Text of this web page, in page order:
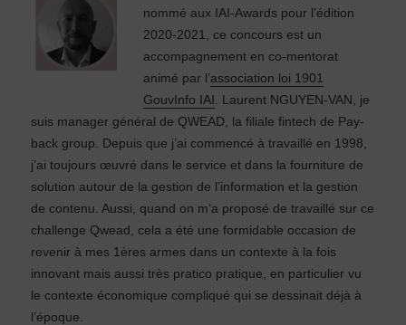
nommé aux IAI-Awards pour l’édition
2020-2021, ce concours est un
accompagnement en co-mentorat
animé par l’association loi 1901
GouvInfo IAI
Laurent NGUYEN-VAN, je
suis manager général de QWEAD, la filiale fintech de Pay-
back group. Depuis que j’ai commencé à travaillé en 1998,
j’ai toujours œuvré dans le service et dans la fourniture de
solution autour de la gestion de l’information et la gestion
de contenu. Aussi, quand on m’a proposé de travaillé sur ce
challenge Qwead, cela a été une formidable occasion de
revenir à mes 1ères armes dans un contexte à la fois
innovant mais aussi très pratico pratique, en particulier vu
le contexte économique compliqué qui se dessinait déjà à
l’époque.